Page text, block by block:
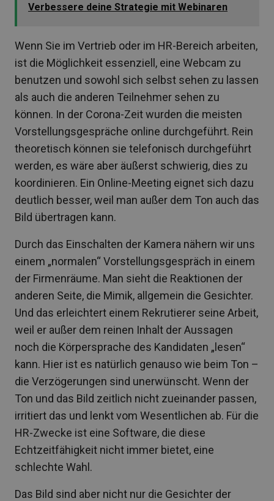
Verbessere deine Strategie mit Webinaren
Wenn Sie im Vertrieb oder im HR-Bereich arbeiten,
ist die Möglichkeit essenziell, eine Webcam zu
benutzen und sowohl sich selbst sehen zu lassen
als auch die anderen Teilnehmer sehen zu
können. In der Corona-Zeit wurden die meisten
Vorstellungsgespräche online durchgeführt. Rein
theoretisch können sie telefonisch durchgeführt
werden, es wäre aber äußerst schwierig, dies zu
koordinieren. Ein Online-Meeting eignet sich dazu
deutlich besser, weil man außer dem Ton auch das
Bild übertragen kann.
Durch das Einschalten der Kamera nähern wir uns
einem „normalen“ Vorstellungsgespräch in einem
der Firmenräume. Man sieht die Reaktionen der
anderen Seite, die Mimik, allgemein die Gesichter.
Und das erleichtert einem Rekrutierer seine Arbeit,
weil er außer dem reinen Inhalt der Aussagen
noch die Körpersprache des Kandidaten „lesen“
kann. Hier ist es natürlich genauso wie beim Ton –
die Verzögerungen sind unerwünscht. Wenn der
Ton und das Bild zeitlich nicht zueinander passen,
irritiert das und lenkt vom Wesentlichen ab. Für die
HR-Zwecke ist eine Software, die diese
Echtzeitfähigkeit nicht immer bietet, eine
schlechte Wahl.
Das Bild sind aber nicht nur die Gesichter der